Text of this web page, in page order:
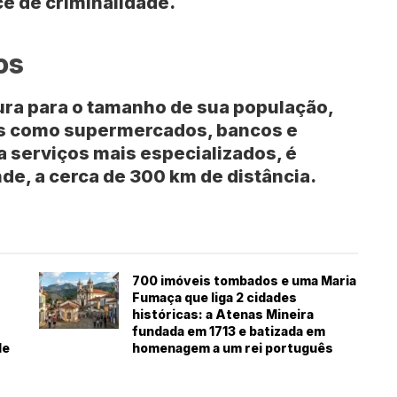
para o tamanho de sua população,
supermercados, bancos e
serviços mais especializados, é
, a cerca de 300 km de distância.
700 imóveis tombados e uma Maria
Fumaça que liga 2 cidades
históricas: a Atenas Mineira
fundada em 1713 e batizada em
homenagem a um rei português